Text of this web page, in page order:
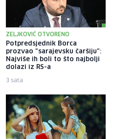
ZELJKOVIĆ OTVORENO
Potpredsjednik Borca
prozvao "sarajevsku čaršiju":
Najviše ih boli to što najbolji
dolazi iz RS-a
3 sata